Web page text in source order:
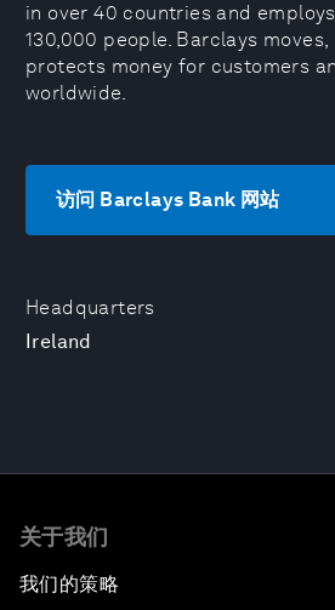
Headquarters
Ireland
in over 40 countries and
130,000 people. Barclays
protects money for customers
worldwide.
访问 Barclays Bank 网站
关于我们
我们的策略